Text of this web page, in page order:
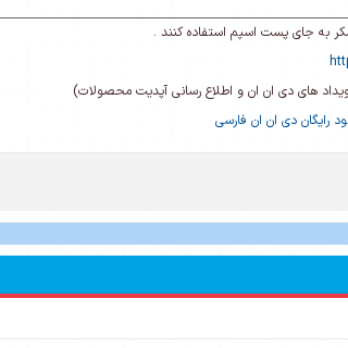
به جای پست اسپم استفاده کنند .
های دی ان ان و اطلاع رسانی آپدیت محصولات)
رایگان دی ان ان فارسی